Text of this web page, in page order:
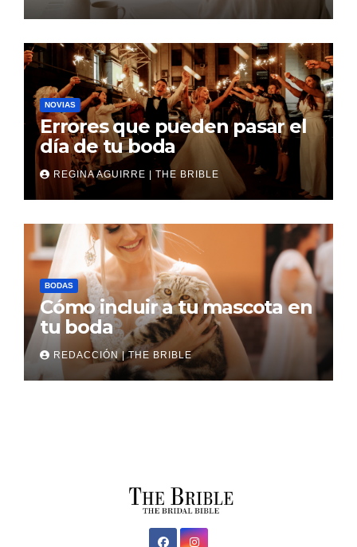
NOVIAS
Errores que pueden pasar el
día de tu boda
REGINA AGUIRRE | THE BRIBLE
BODAS
Cómo incluir a tu mascota en
tu boda
REDACCIÓN | THE BRIBLE